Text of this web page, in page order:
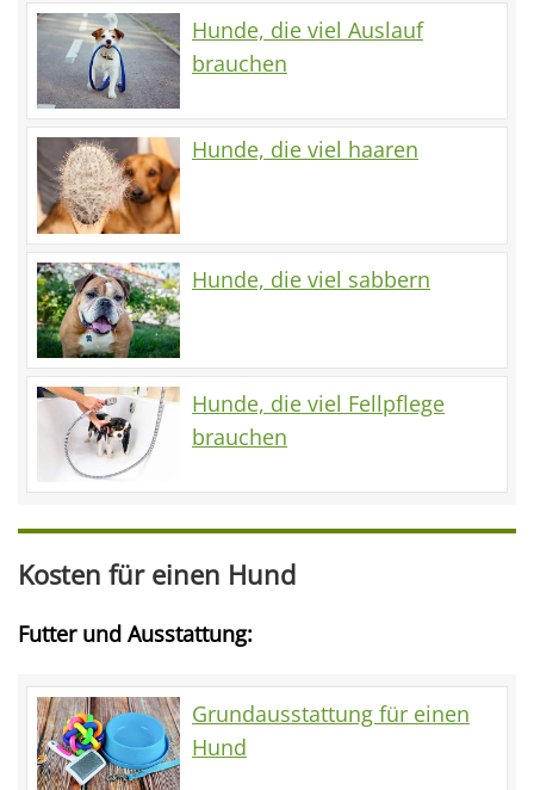
Hunde, die viel Auslauf
brauchen
Hunde, die viel haaren
Hunde, die viel sabbern
Hunde, die viel Fellpflege
brauchen
Kosten für einen Hund
Futter und Ausstattung:
Grundausstattung für einen
Hund